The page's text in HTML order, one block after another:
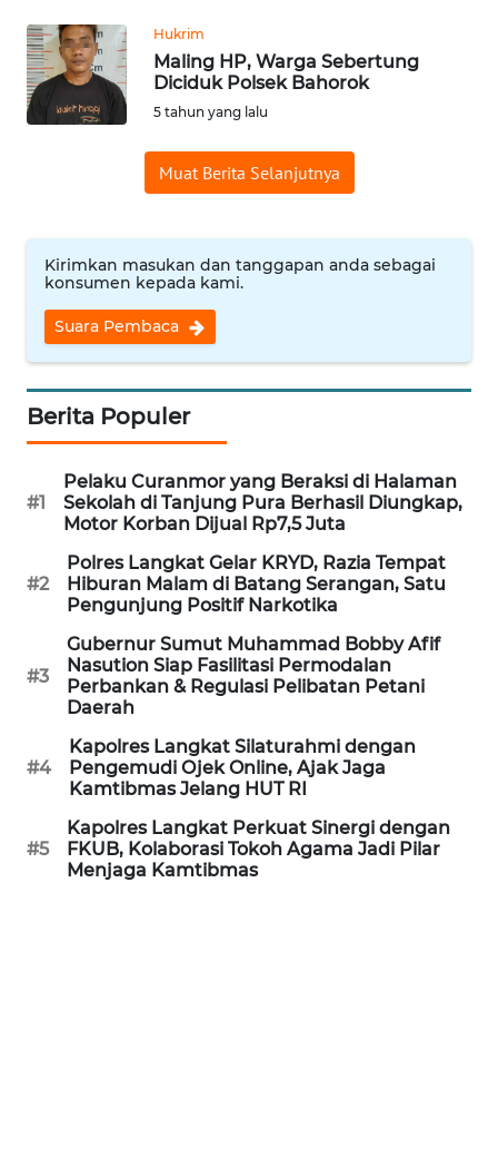
Hukrim
Maling HP, Warga Sebertung
Diciduk Polsek Bahorok
5 tahun yang lalu
Muat Berita Selanjutnya
Kirimkan masukan dan tanggapan anda sebagai
konsumen kepada kami.
Suara Pembaca
Berita Populer
#1
Pelaku Curanmor yang Beraksi di Halaman
Sekolah di Tanjung Pura Berhasil Diungkap,
Motor Korban Dijual Rp7,5 Juta
#2
Polres Langkat Gelar KRYD, Razia Tempat
Hiburan Malam di Batang Serangan, Satu
Pengunjung Positif Narkotika
#3
Gubernur Sumut Muhammad Bobby Afif
Nasution Siap Fasilitasi Permodalan
Perbankan & Regulasi Pelibatan Petani
Daerah
#4
Kapolres Langkat Silaturahmi dengan
Pengemudi Ojek Online, Ajak Jaga
Kamtibmas Jelang HUT RI
#5
Kapolres Langkat Perkuat Sinergi dengan
FKUB, Kolaborasi Tokoh Agama Jadi Pilar
Menjaga Kamtibmas
WN
SULTENG
WN
BABEL
WN
SUMBAR
BENGKULU
LAMPUNG
JATENG
WN
WN
WN